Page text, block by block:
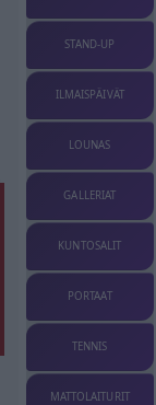
STAND-UP
ILMAISPÄIVÄT
LOUNAS
GALLERIAT
KUNTOSALIT
PORTAAT
TENNIS
MATTOLAITURIT